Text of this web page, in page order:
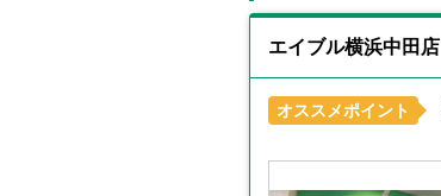
エイブル横浜中田店
オススメポイント